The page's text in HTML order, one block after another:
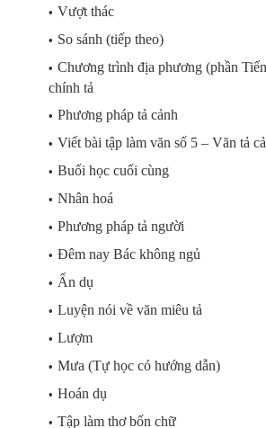
Vượt thác
So sánh (tiếp theo)
Chương trình địa phương (phần
chính tả
Phương pháp tả cảnh
Viết bài tập làm văn số 5 – Văn tả
Buổi học cuối cùng
Nhân hoá
Phương pháp tả người
Đêm nay Bác không ngủ
Ẩn dụ
Luyện nói về văn miêu tả
Lượm
Mưa (Tự học có hướng dẫn)
Hoán dụ
Tập làm thơ bốn chữ